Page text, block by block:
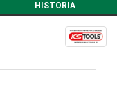
HISTORIA